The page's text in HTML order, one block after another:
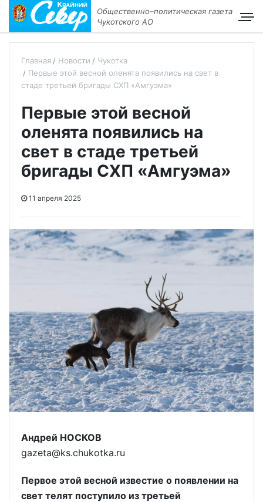
Общественно–политическая газета
Чукотского АО
Главная Новости
Чукотка
Первые этой весной оленята появились на свет в
стаде третьей бригады СХП «Амгуэма»
Первые этой весной
оленята появились на
свет в стаде третьей
бригады СХП «Амгуэма»
11 апреля 2025
Андрей НОСКОВ
gazeta@ks.chukotka.ru
Первое этой весной известие о появлении на
свет телят поступило из третьей